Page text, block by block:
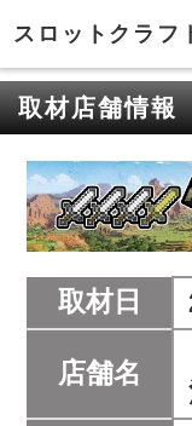
スロットクラフ
取材店舗情報
取材日
店舗名